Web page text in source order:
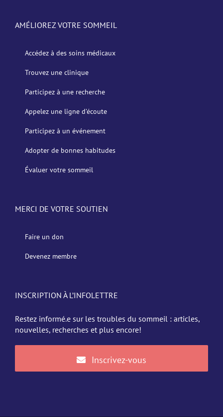
AMÉLIOREZ VOTRE SOMMEIL
Accédez à des soins médicaux
Trouvez une clinique
Participez à une recherche
Appelez une ligne d’écoute
Participez à un événement
Adopter de bonnes habitudes
Évaluer votre sommeil
MERCI DE VOTRE SOUTIEN
Faire un don
Devenez membre
INSCRIPTION À L’INFOLETTRE
Restez informé.e sur les troubles du sommeil : articles,
nouvelles, recherches et plus encore!
Inscrivez-vous